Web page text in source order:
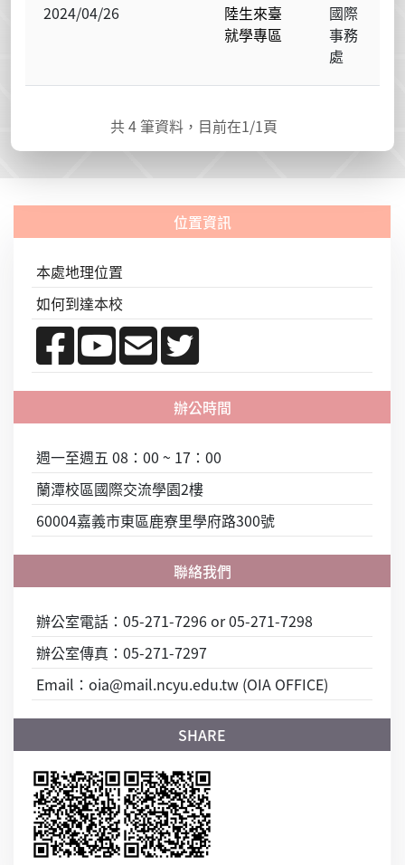
2024/04/26
陸生來臺
就學專區
國際
事務
處
共4 筆資料，目前在1/1頁
本處地理位置
如何到達本校
週一至週五 08：00 ~ 17：00
蘭潭校區國際交流學園2樓
60004嘉義市東區鹿寮里學府路300號
辦公室電話：05-271-7296 or 05-271-7298
辦公室傳真：05-271-7297
Email：oia@mail.ncyu.edu.tw (OIA OFFICE)